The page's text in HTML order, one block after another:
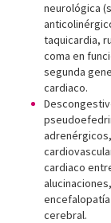
neurológica
taquicardia,
coma en
segunda
cardiaco.
cardiaco
cerebral.